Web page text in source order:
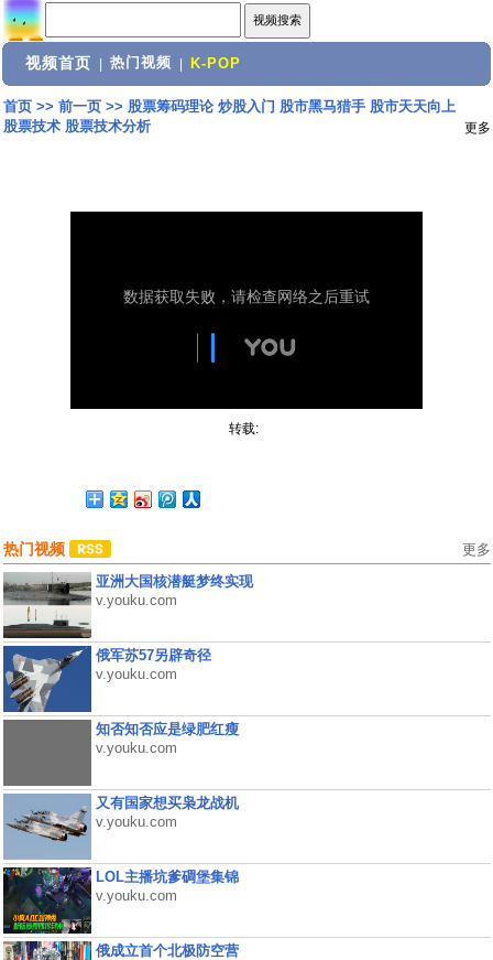
视频首页 热门视频 K-POP
首页>> 前一页>> 股票筹码理论 炒股入门 股市黑马猎手 股市天天向上
股票技术 股票技术分析
更多
转载:
热门视频 更多
亚洲大国核潜艇梦终实现
v.youku.com
俄军苏57另辟奇径
v.youku.com
知否知否应是绿肥红瘦
v.youku.com
又有国家想买枭龙战机
v.youku.com
LOL主播坑爹碉堡集锦
v.youku.com
俄成立首个北极防空营